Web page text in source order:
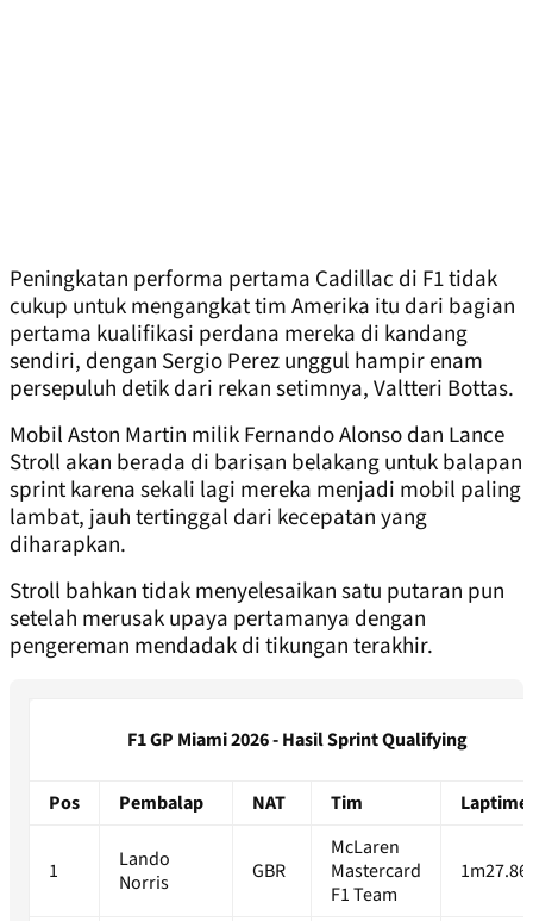
Peningkatan performa pertama Cadillac di F1 tidak
cukup untuk mengangkat tim Amerika itu dari bagian
pertama kualifikasi perdana mereka di kandang
sendiri, dengan Sergio Perez unggul hampir enam
persepuluh detik dari rekan setimnya, Valtteri Bottas.
Mobil Aston Martin milik Fernando Alonso dan Lance
Stroll akan berada di barisan belakang untuk balapan
sprint karena sekali lagi mereka menjadi mobil paling
lambat, jauh tertinggal dari kecepatan yang
diharapkan.
Stroll bahkan tidak menyelesaikan satu putaran pun
setelah merusak upaya pertamanya dengan
pengereman mendadak di tikungan terakhir.
F1 GP Miami 2026 - Hasil Sprint Qualifying
Pos Pembalap NAT Tim Laptime
1
Lando
Norris
GBR
McLaren
Mastercard
F1 Team